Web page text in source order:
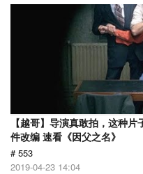
【越哥】导演真敢拍，这种
件改编 速看《因父之名》
# 553
2019-04-23 14:04